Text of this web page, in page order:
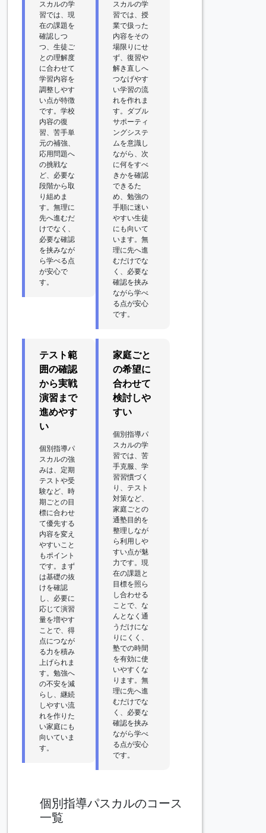
スカルの学
習では、現
在の課題を
確認しつ
つ、生徒ご
との理解度
に合わせて
学習内容を
調整しやす
い点が特徴
です。学校
内容の復
習、苦手単
元の補強、
応用問題へ
の挑戦な
ど、必要な
段階から取
り組めま
す。無理に
先へ進むだ
けでなく、
必要な確認
を挟みなが
ら学べる点
が安心で
す。
スカルの学
習では、授
業で扱った
内容をその
場限りにせ
ず、復習や
解き直しへ
つなげやす
い学習の流
れを作れま
す。ダブル
サポーティ
ングシステ
ムを意識し
ながら、次
に何をすべ
きかを確認
できるた
め、勉強の
手順に迷い
やすい生徒
にも向いて
います。無
理に先へ進
むだけでな
く、必要な
確認を挟み
ながら学べ
る点が安心
です。
テスト範
囲の確認
から実戦
演習まで
進めやす
い
個別指導パ
スカルの強
みは、定期
テストや受
験など、時
期ごとの目
標に合わせ
て優先する
内容を変え
やすいこと
もポイント
です。まず
は基礎の抜
けを確認
し、必要に
応じて演習
量を増やす
ことで、得
点につなが
る力を積み
上げられま
す。勉強へ
の不安を減
らし、継続
しやすい流
れを作りた
い家庭にも
向いていま
す。
家庭ごと
の希望に
合わせて
検討しや
すい
個別指導パ
スカルの学
習では、苦
手克服、学
習習慣づく
り、テスト
対策など、
家庭ごとの
通塾目的を
整理しなが
ら利用しや
すい点が魅
力です。現
在の課題と
目標を照ら
し合わせる
ことで、な
んとなく通
うだけにな
りにくく、
塾での時間
を有効に使
いやすくな
ります。無
理に先へ進
むだけでな
く、必要な
確認を挟み
ながら学べ
る点が安心
です。
個別指導パスカルのコース
一覧